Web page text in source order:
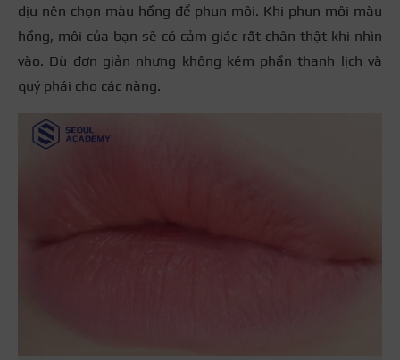
dịu nên chọn màu hồng để phun môi. Khi phun môi màu
hồng, môi của bạn sẽ có cảm giác rất chân thật khi nhìn
vào. Dù đơn giản nhưng không kém phần thanh lịch và
quý phái cho các nàng.